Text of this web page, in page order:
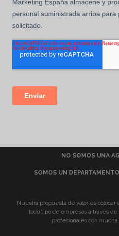
NO SOMOS UNA
SOMOS UN
Nuestra propuesta de valor es
todo tipo de empresas a través
profesionales con